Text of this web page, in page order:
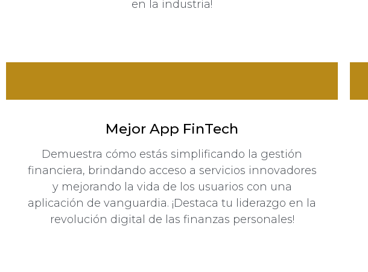
en la industria!
Mejor App FinTech
Demuestra cómo estás simplificando la gestión
financiera, brindando acceso a servicios innovadores
y mejorando la vida de los usuarios con una
aplicación de vanguardia. ¡Destaca tu liderazgo en la
revolución digital de las finanzas personales!